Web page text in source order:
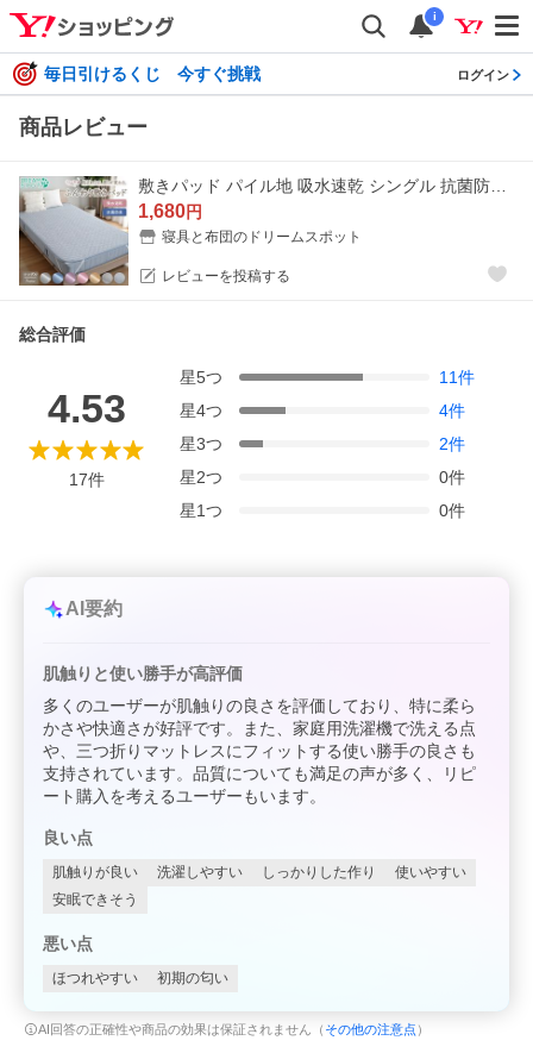
i
毎日引けるくじ 今すぐ挑戦 ログイン
商品レビュー
1,680円
寝具と布団のドリームスポット
レビューを投稿する
総合評価
4.53
17件
星5つ 11件
星4つ 4件
星3つ 2件
星2つ 0件
星1つ 0件
AI要約
肌触りと使い勝手が高評価
多くのユーザーが肌触りの良さを評価しており、特に柔ら
かさや快適さが好評です。また、家庭用洗濯機で洗える点
や、三つ折りマットレスにフィットする使い勝手の良さも
支持されています。品質についても満足の声が多く、リピ
ート購入を考えるユーザーもいます。
良い点
肌触りが良い 洗濯しやすい しっかりした作り
使いやすい
安眠できそう
悪い点
ほつれやすい 初期の匂い
AI回答の正確性や商品の効果は保証されません（ その他の注意点 ）